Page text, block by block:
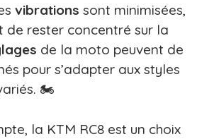
vibrations sont minimisées,
de rester concentré sur la
de la moto peuvent de
pour s’adapter aux styles
🏍️
la KTM RC8 est un choix